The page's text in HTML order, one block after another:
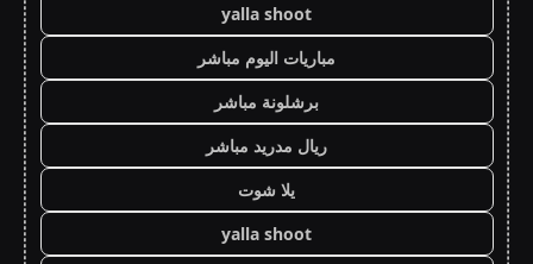
yalla shoot
مباريات اليوم مباشر
برشلونة مباشر
ريال مدريد مباشر
يلا شوت
yalla shoot